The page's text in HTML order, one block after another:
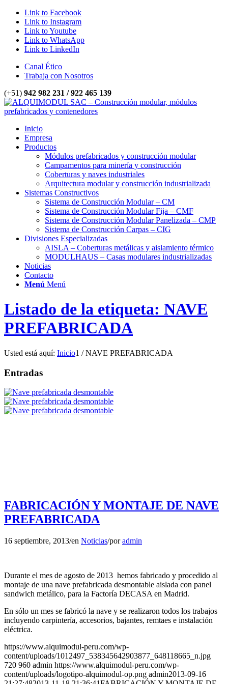
Link to Facebook
Link to Instagram
Link to Youtube
Link to WhatsApp
Link to LinkedIn
Canal Ético
Trabaja con Nosotros
(+51) 942 982 231 / 922 465 139
Inicio
Empresa
Productos
Módulos prefabricados y construcción modular
Campamentos para minería y construcción
Coberturas y naves industriales
Arquitectura modular y construcción industrializada
Sistemas Constructivos
Sistema de Construcción Modular – CM
Sistema de Construcción Modular Fija – CMF
Sistema de Construcción Modular Panelizada – CMP
Sistema de Construcción Carpas – CIG
Divisiones Especializadas
AISLA – Coberturas metálicas y aislamiento térmico
MODULHAUS – Casas modulares industrializadas
Noticias
Contacto
Menú Menú
Listado de la etiqueta: NAVE
PREFABRICADA
Usted está aquí: Inicio1 / NAVE PREFABRICADA
Entradas
FABRICACIÓN Y MONTAJE DE NAVE
PREFABRICADA
16 septiembre, 2013/en Noticias/poradmin
Durante el mes de agosto de 2013 hemos fabricado y procedido al
montaje de una nave prefabricada desmontable aislada con panel
sandwich metálico, para la Factoría DECASA en Madrid.
En sólo un mes se fabricó la nave y se realizaron todos los trabajos
incluyendo carpintería, accesorios, bajantes, remtaes e instalación
eléctrica.
https://www.alquimodul-peru.com/wp-
content/uploads/1012497_538345642903877_648118665_n.jpg
720 960 admin https://www.alquimodul-peru.com/wp-
content/uploads/logotipo-alquimodul-op.png admin2013-09-16